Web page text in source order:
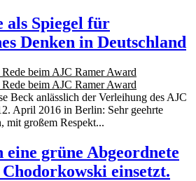
als Spiegel für
Denken in Deutschland
Beck anlässlich der Verleihung des AJC
April 2016 in Berlin: Sehr geehrte
mit großem Respekt...
eine grüne Abgeordnete
einsetzt.